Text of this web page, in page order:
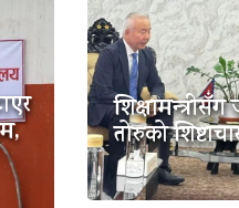
तोरुको